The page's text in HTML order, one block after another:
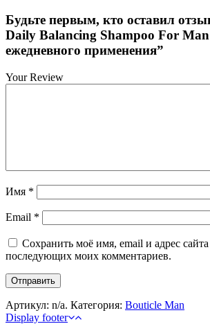
Будьте первым, кто оставил
Daily Balancing Shampoo For
ежедневного применения”
Your Review
Имя *
Email *
Сохранить моё имя, email и адрес сайта
последующих моих комментариев.
Артикул: n/a. Категория: Bouticle Man
Display footer